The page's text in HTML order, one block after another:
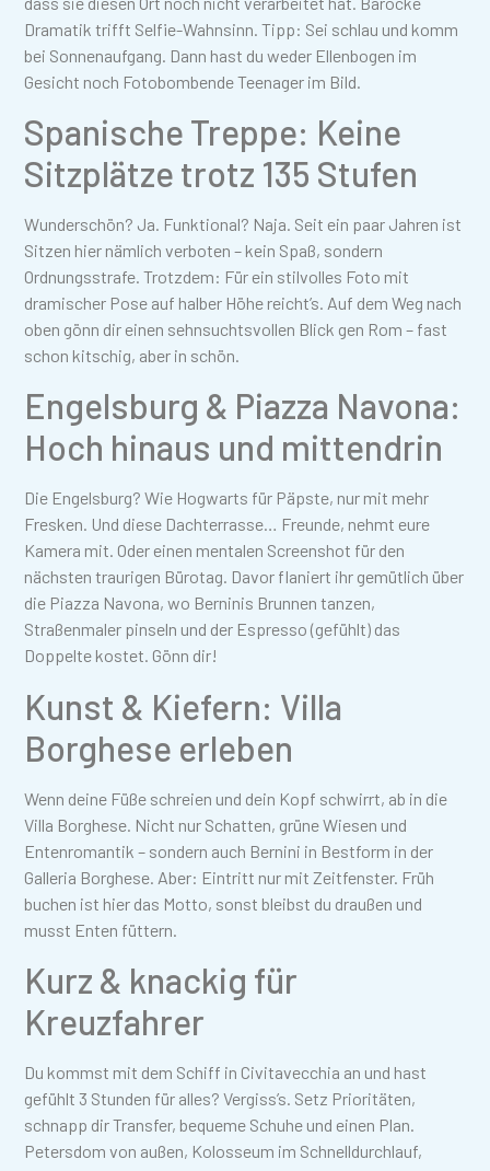
Dramatik trifft Selfie-Wahnsinn. Tipp: Sei schlau und komm
bei Sonnenaufgang. Dann hast du weder Ellenbogen im
Gesicht noch Fotobombende Teenager im Bild.
Spanische Treppe: Keine
Sitzplätze trotz 135 Stufen
Wunderschön? Ja. Funktional? Naja. Seit ein paar Jahren ist
Sitzen hier nämlich verboten – kein Spaß, sondern
Ordnungsstrafe. Trotzdem: Für ein stilvolles Foto mit
dramischer Pose auf halber Höhe reicht’s. Auf dem Weg nach
oben gönn dir einen sehnsuchtsvollen Blick gen Rom – fast
schon kitschig, aber in schön.
Engelsburg & Piazza Navona:
Hoch hinaus und mittendrin
Die Engelsburg? Wie Hogwarts für Päpste, nur mit mehr
Fresken. Und diese Dachterrasse… Freunde, nehmt eure
Kamera mit. Oder einen mentalen Screenshot für den
nächsten traurigen Bürotag. Davor flaniert ihr gemütlich über
die Piazza Navona, wo Berninis Brunnen tanzen,
Straßenmaler pinseln und der Espresso (gefühlt) das
Doppelte kostet. Gönn dir!
Kunst & Kiefern: Villa
Borghese erleben
Wenn deine Füße schreien und dein Kopf schwirrt, ab in die
Villa Borghese. Nicht nur Schatten, grüne Wiesen und
Entenromantik – sondern auch Bernini in Bestform in der
Galleria Borghese. Aber: Eintritt nur mit Zeitfenster. Früh
buchen ist hier das Motto, sonst bleibst du draußen und
musst Enten füttern.
Kurz & knackig für
Kreuzfahrer
Du kommst mit dem Schiff in Civitavecchia an und hast
gefühlt 3 Stunden für alles? Vergiss’s. Setz Prioritäten,
schnapp dir Transfer, bequeme Schuhe und einen Plan.
Petersdom von außen, Kolosseum im Schnelldurchlauf,